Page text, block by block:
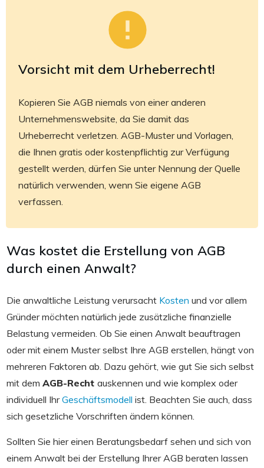
Vorsicht mit dem Urheberrecht!
Kopieren Sie AGB niemals von einer anderen
Unternehmenswebsite, da Sie damit das
Urheberrecht verletzen. AGB-Muster und Vorlagen,
die Ihnen gratis oder kostenpflichtig zur Verfügung
gestellt werden, dürfen Sie unter Nennung der Quelle
natürlich verwenden, wenn Sie eigene AGB
verfassen.
Was kostet die Erstellung von AGB
durch einen Anwalt?
Die anwaltliche Leistung verursacht Kosten und vor allem
Gründer möchten natürlich jede zusätzliche finanzielle
Belastung vermeiden. Ob Sie einen Anwalt beauftragen
oder mit einem Muster selbst Ihre AGB erstellen, hängt von
mehreren Faktoren ab. Dazu gehört, wie gut Sie sich selbst
mit dem AGB-Recht auskennen und wie komplex oder
individuell IhrGeschäftsmodell ist. Beachten Sie auch, dass
sich gesetzliche Vorschriften ändern können.
Sollten Sie hier einen Beratungsbedarf sehen und sich von
einem Anwalt bei der Erstellung Ihrer AGB beraten lassen